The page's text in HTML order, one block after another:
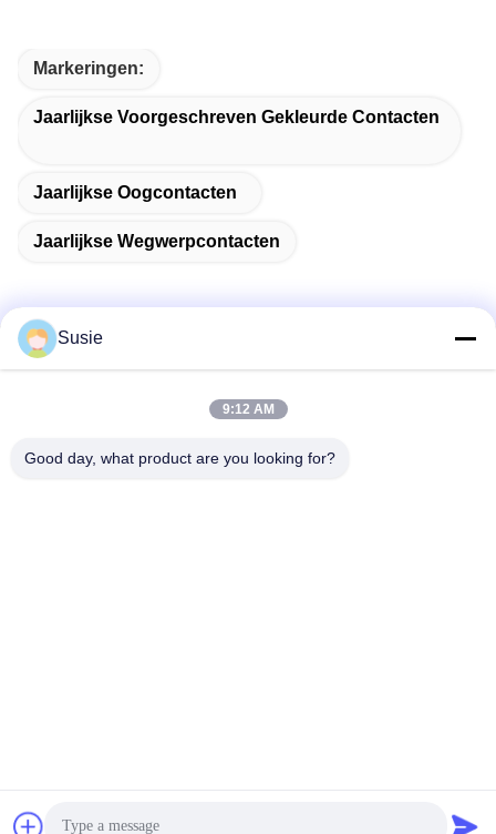
Markeringen:
Jaarlijkse Voorgeschreven Gekleurde Contacten
Jaarlijkse Oogcontacten
Jaarlijkse Wegwerpcontacten
Kamer 1101, gebouw 5, Gaosheng Times Square, 789
Susie
9:12 AM
Good day, what product are you looking for?